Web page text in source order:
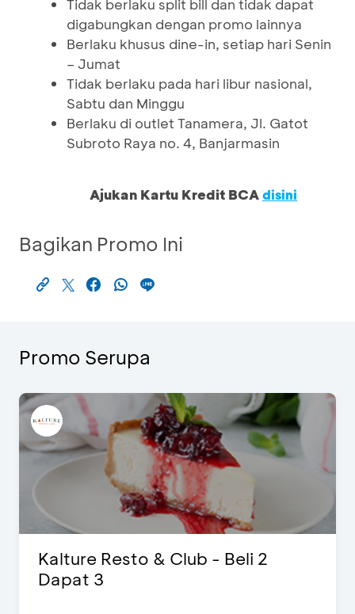
Tidak berlaku split bill dan tidak dapat
digabungkan dengan promo lainnya
Berlaku khusus dine-in, setiap hari Senin
– Jumat
Tidak berlaku pada hari libur nasional,
Sabtu dan Minggu
Berlaku di outlet Tanamera, Jl. Gatot
Subroto Raya no. 4, Banjarmasin
Ajukan Kartu Kredit BCAdisini
Bagikan Promo Ini
Promo Serupa
D’Cost - Diskon 50% Makanan &
Ekstra 2 Minuman